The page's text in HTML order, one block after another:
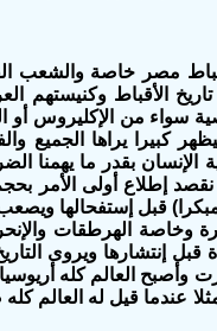
مصر خاصة والشعب
الأقباط وكنيستهم
سواء من الإكليروس أو
كبيرا يراها
بقدر ما يهمنا
إطلاع أولى الأمر
قبل إستفحالها
وخاصة الهرطقات
قبل إنتشارها ويروى
وأصبح العالم كله
عندما قيل له العالم